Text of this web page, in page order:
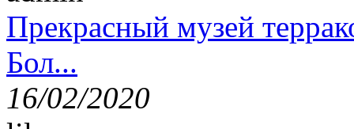
Прекрасный музей
Бол...
16/02/2020